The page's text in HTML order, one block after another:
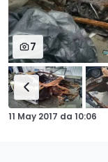
7
11 May 2017 da 10:06